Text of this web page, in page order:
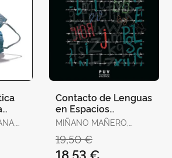
Contacto de Lenguas
en Espacios
Extremos. El
Concentracionario
MIÑANO MAÑERO,
19,50 €
18,53 €